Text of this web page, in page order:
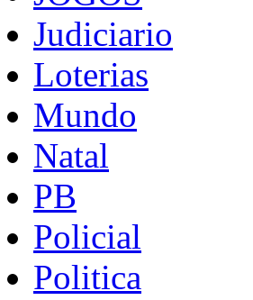
Judiciario
Loterias
Mundo
Natal
PB
Policial
Politica